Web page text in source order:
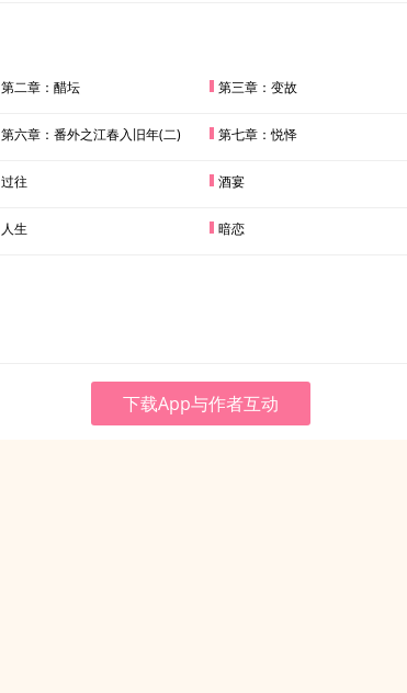
第二章：醋坛 第三章：变故
第六章：番外之江春入旧年(二) 第七章：悦怿
过往 酒宴
人生 暗恋
下载App与作者互动